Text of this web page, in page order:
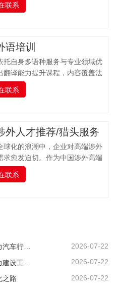
支持于一体的科研服务平台。我
供全流程学术支持，同时实时跟
沿，推送更新科研动态资讯并提
索服务，助力科研工作者高效获
息，加速学术成果转化与发表。
程支持：专业投稿指导服务从论
最终录用，我们全程陪伴，以专
导协助作者完成投稿前的各项准
包括论文格式调整（…
联系
语培训
托自身多语种服务与专业领域优
翻译能力提升课程，内容覆盖法
、医疗、交通运输、专业技术、
个专业领域，支持多种语言的培
言实战技能，培养具备扎实语言
文化沟通能力与专业领域知识的
译人才，助力企业国际化发展与
队伍建设。一百分提供全面的、
思及俄语（ТРКИ）、日语
、韩语（TOPIK）、法语
联系
外人才推荐/猎头服务
球化的浪潮中，企业对高端涉外
求愈发迫切。作为中国涉外高端
的标杆品牌，一百分凭借精准对
高端人才与企业需求，凭借敏锐
业领域的高端复合型人才。通过
程与专业的眼光，确保每一位推
边的人才，契合企业的国际化发
高效赋能，助力您的企业在国际
联系
一百分商务外语及跨文化领导力汽车行业培训案例 ——知名汽车出海企业国际化营销人才英语应用能力强化实践 2026-07-22
2026-07-22
之路 2026-07-22